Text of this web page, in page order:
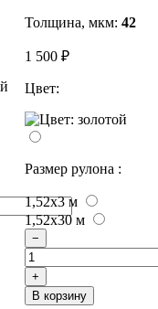
Толщина, мкм:42
1 500 ₽
Цвет:
Размер рулона :
1,52x3 м
1,52x30 м
−
+
В корзину